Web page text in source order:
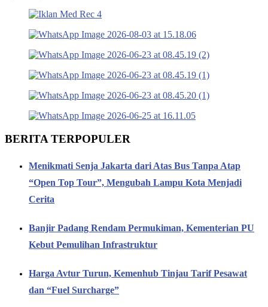
BERITA TERPOPULER
Menikmati Senja Jakarta dari Atas Bus Tanpa Atap
“Open Top Tour”, Mengubah Lampu Kota Menjadi
Cerita
Banjir Padang Rendam Permukiman, Kementerian PU
Kebut Pemulihan Infrastruktur
Harga Avtur Turun, Kemenhub Tinjau Tarif Pesawat
dan “Fuel Surcharge”